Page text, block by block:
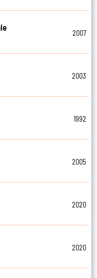
2007
2003
1992
2005
2020
2020